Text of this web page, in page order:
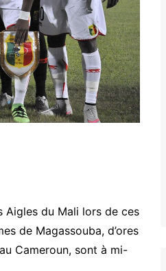
Aigles du Mali lors de ces
de Magassouba, d’ores
Cameroun, sont à mi-